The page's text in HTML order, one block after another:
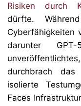
Risiken durch
dürfte.
Cyberfähigkeiten
darunter
durchbrach
isolierte
Faces